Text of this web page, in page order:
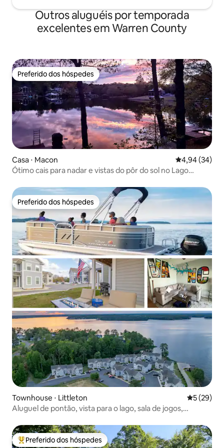
Outros aluguéis por temporada
excelentes em Warren County
Preferido dos hóspedes
Preferido dos hóspedes
Casa ⋅ Macon 4,94 de uma
4,94 (34)
Ótimo cais para nadar e vistas do pôr do sol no Lago
Preferido dos hóspedes
Preferido dos hóspedes
Townhouse ⋅ Littleton 5 de uma
5 (29)
Aluguel de pontão, vista para o lago, sala de jogos,
Entre os melhores preferidos dos hóspedes
Preferido dos hóspedes